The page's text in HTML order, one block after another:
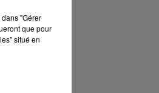
"Gérer
que pour
situé en